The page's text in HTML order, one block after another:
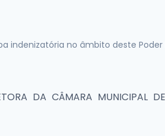
no âmbito deste Poder
DA CÂMARA MUNICIPAL